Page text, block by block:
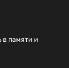
в памяти и